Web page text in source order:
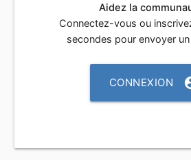
Aidez la
Connectez-vous ou
secondes pour envoyer
CONNEXION